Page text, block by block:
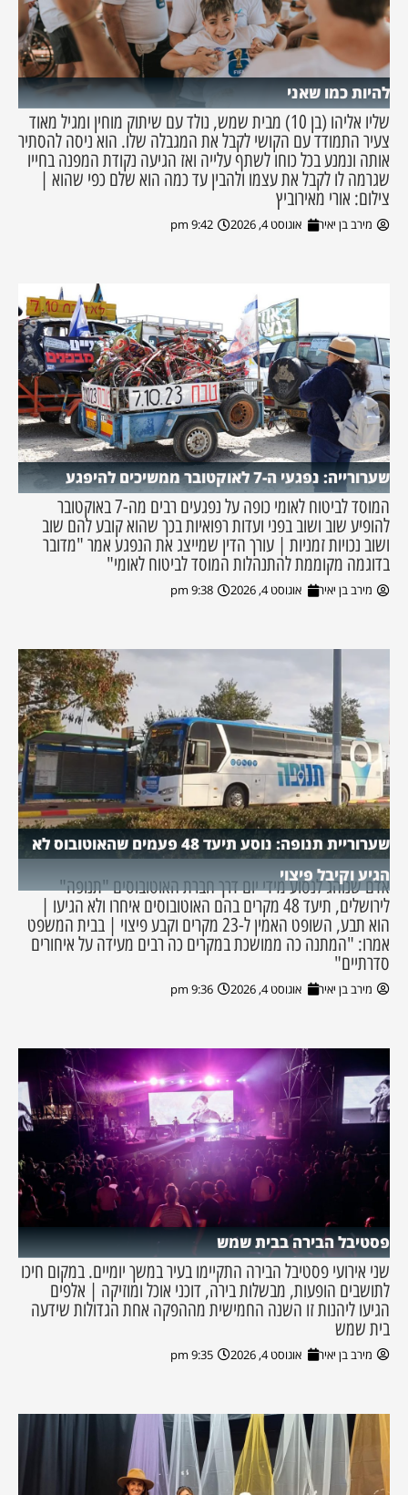
להיות כמו שאני
שליו אליהו (בן 10) מבית שמש, נולד עם שיתוק מוחין ומגיל מאוד
צעיר התמודד עם הקושי לקבל את המגבלה שלו. הוא ניסה להסתיר
אותה ונמנע בכל כוחו לשתף עלייה ואז הגיעה נקודת המפנה בחייו
שגרמה לו לקבל את עצמו ולהבין עד כמה הוא שלם כפי שהוא |
צילום: אורי מאירוביץ
מירב בן יאיר אוגוסט 4, 2026 9:42 pm
שערורייה: נפגעי ה-7 לאוקטובר ממשיכים להיפגע
המוסד לביטוח לאומי כופה על נפגעים רבים מה-7 באוקטובר
להופיע שוב ושוב בפני ועדות רפואיות בכך שהוא קובע להם שוב
ושוב נכויות זמניות | עורך הדין שמייצג את הנפגע אמר "מדובר
בדוגמה מקוממת להתנהלות המוסד לביטוח לאומי"
מירב בן יאיר אוגוסט 4, 2026 9:38 pm
שערוריית תנופה: נוסע תיעד 48 פעמים שהאוטובוס לא
הגיע וקיבל פיצוי
אדם שנוהג לנסוע מידי יום דרך חברת האוטובוסים "תנופה"
לירושלים, תיעד 48 מקרים בהם האוטובוסים איחרו ולא הגיעו |
הוא תבע, השופט האמין ל-23 מקרים וקבע פיצוי | בבית המשפט
אמרו: "המתנה כה ממושכת במקרים כה רבים מעידה על איחורים
סדרתיים"
מירב בן יאיר אוגוסט 4, 2026 9:36 pm
פסטיבל הבירה בבית שמש
שני אירועי פסטיבל הבירה התקיימו בעיר במשך יומיים. במקום חיכו
לתושבים הופעות, מבשלות בירה, דוכני אוכל ומוזיקה | אלפים
הגיעו ליהנות זו השנה החמישית מההפקה אחת הגדולות שידעה
בית שמש
מירב בן יאיר אוגוסט 4, 2026 9:35 pm